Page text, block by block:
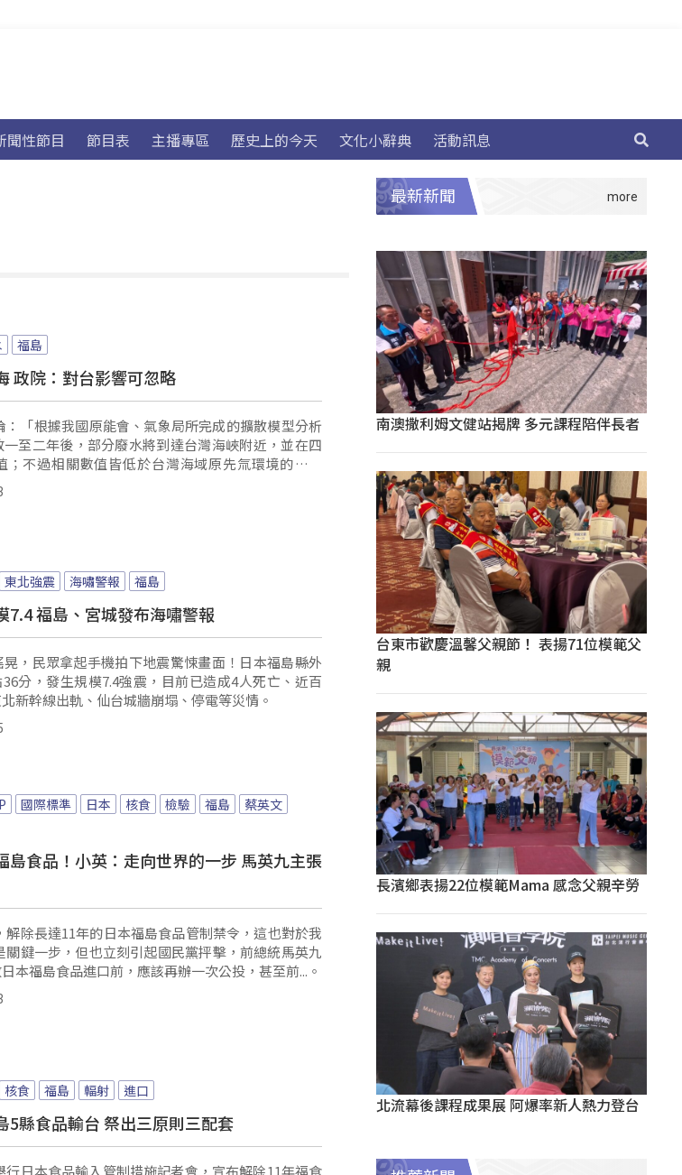
聞性節目 節目表 主播專區 歷史上的今天 文化小辭典 活動訊息
福島
政院：對台影響可忽略
：「根據我國原能會、氣象局所完成的擴散模型分析
至二年後，部分廢水將到達台灣海峽附近，並在四
不過相關數值皆低於台灣海域原先氚環境的平均
射安全影響是可忽略的程度。
東北強震 海嘯警報 福島
7.4 福島、宮城發布海嘯警報
，民眾拿起手機拍下地震驚悚畫面！日本福島縣外
分，發生規模7.4強震，目前已造成4人死亡、近百
新幹線出軌、仙台城牆崩塌、停電等災情。
國際標準 日本 核食 檢驗 福島
蔡英文
島食品！小英：走向世界的一步 馬英九主張
除長達11年的日本福島食品管制禁令，這也對於我
關鍵一步，但也立刻引起國民黨抨擊，前總統馬英九
本福島食品進口前，應該再辦一次公投，甚至前...。
核食 福島 輻射 進口
5縣食品輸台 祭出三原則三配套
行日本食品輸入管制措施記者會，宣布解除11年福食
最新新聞
南澳撒利姆文健站揭牌 多元課程陪伴長者
台東市歡慶溫馨父親節！ 表揚71位模範父
親
長濱鄉表揚22位模範Mama 感念父親辛勞
北流幕後課程成果展 阿爆率新人熱力登台